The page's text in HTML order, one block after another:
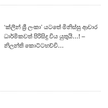
‘ක්ලීන් ශ්‍රී ලංකා’ යටතේ මිනිස්සු ආචාර
ධාර්මිකවත් පිරිසිදු විය යුතුයි…! –
නිලන්ති කොට්ටහච්චි…